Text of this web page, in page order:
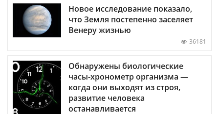
Новое исследование показало,
что Земля постепенно заселяет
Венеру жизнью
36181
Обнаружены биологические
часы-хронометр организма —
когда они выходят из строя,
развитие человека
останавливается